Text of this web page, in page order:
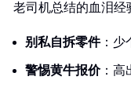
老司机总结的血泪经
别私自拆零件：少
警惕黄牛报价：高